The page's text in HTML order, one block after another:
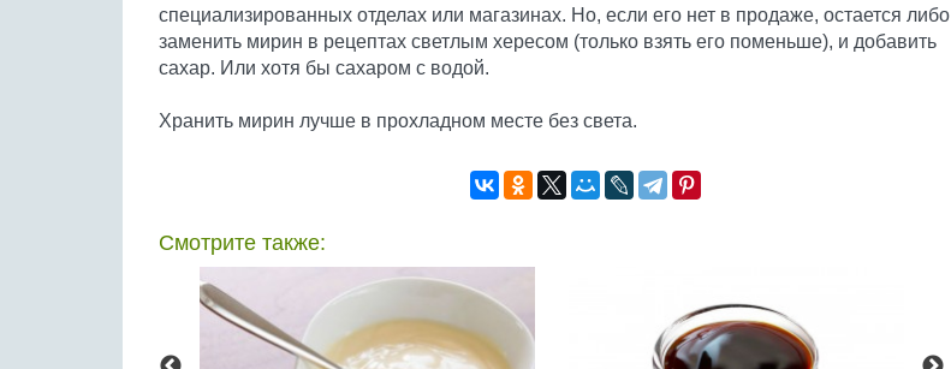
специализированных отделах или магазинах. Но, если его нет в продаже, остается либо
заменить мирин в рецептах светлым хересом (только взять его поменьше), и добавить
сахар. Или хотя бы сахаром с водой.
Хранить мирин лучше в прохладном месте без света.
Смотрите также: